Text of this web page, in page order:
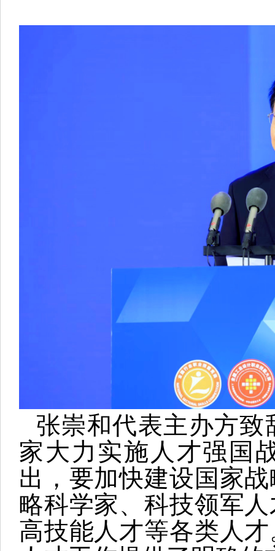
张崇和代表主办方
家大力实施人才强国
出，要加快建设国家
略科学家、科技领军
高技能人才等各类人